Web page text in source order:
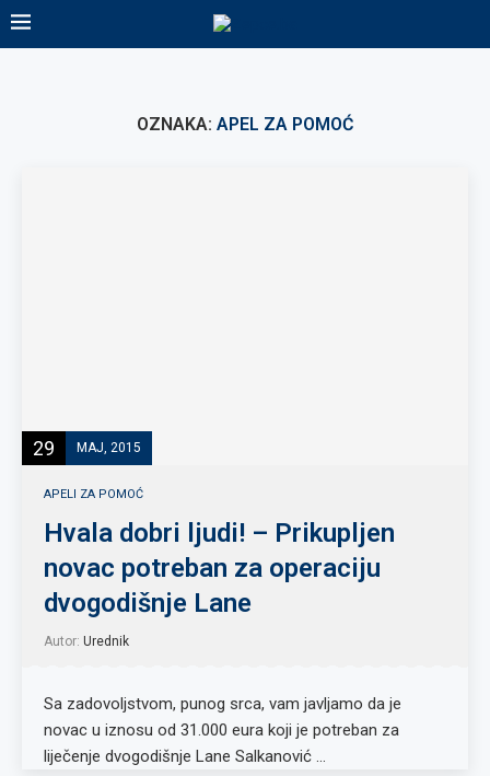
OZNAKA: APEL ZA POMOĆ
29 MAJ, 2015
APELI ZA POMOĆ
Hvala dobri ljudi! – Prikupljen
novac potreban za operaciju
dvogodišnje Lane
Autor: Urednik
Sa zadovoljstvom, punog srca, vam javljamo da je
novac u iznosu od 31.000 eura koji je potreban za
liječenje dvogodišnje Lane Salkanović …